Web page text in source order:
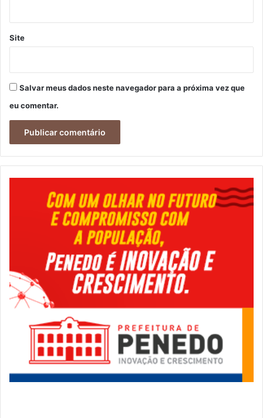
Site
Salvar meus dados neste navegador para a próxima vez que
eu comentar.